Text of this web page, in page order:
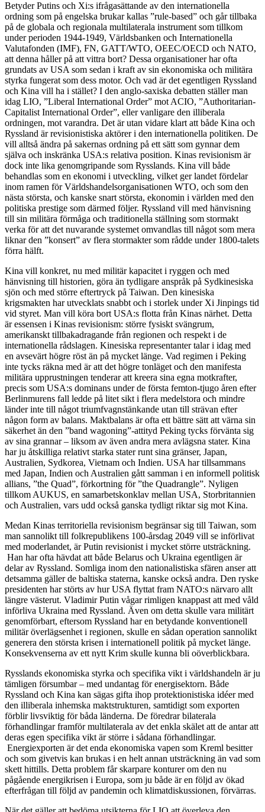
Betyder Putins och Xi:s ifrågasättande av den internationella
ordning som på engelska brukar kallas ”rule-based” och går tillbaka
på de globala och regionala multilaterala instrument som tillkom
under perioden 1944-1949, Världsbanken och Internationella
Valutafonden (IMF), FN, GATT/WTO, OEEC/OECD och NATO,
att denna håller på att vittra bort? Dessa organisationer har ofta
grundats av USA som sedan i kraft av sin ekonomiska och militära
styrka fungerat som dess motor. Och vad är det egentligen Ryssland
och Kina vill ha i stället? I den anglo-saxiska debatten ställer man
idag LIO, ”Liberal International Order” mot ACIO, ”Authoritarian-
Capitalist International Order”, eller vanligare den illiberala
ordningen, mot varandra. Det är utan vidare klart att både Kina och
Ryssland är revisionistiska aktörer i den internationella politiken. De
vill alltså ändra på sakernas ordning på ett sätt som gynnar dem
själva och inskränka USA:s relativa position. Kinas revisionism är
dock inte lika genomgripande som Rysslands. Kina vill både
behandlas som en ekonomi i utveckling, vilket ger landet fördelar
inom ramen för Världshandelsorganisationen WTO, och som den
nästa största, och kanske snart största, ekonomin i världen med den
politiska prestige som därmed följer. Ryssland vill med hänvisning
till sin militära förmåga och traditionella ställning som stormakt
verka för att det nuvarande systemet omvandlas till något som mera
liknar den ”konsert” av flera stormakter som rådde under 1800-talets
förra hälft.
Kina vill konkret, nu med militär kapacitet i ryggen och med
hänvisning till historien, göra än tydligare anspråk på Sydkinesiska
sjön och med större eftertryck på Taiwan. Den kinesiska
krigsmakten har utvecklats snabbt och i storlek under Xi Jinpings tid
vid styret. Man vill köra bort USA:s flotta från Kinas närhet. Detta
är essensen i Kinas revisionism: större fysiskt svängrum,
amerikanskt tillbakadragande från regionen och respekt i de
internationella rådslagen. Kinesiska representanter talar i idag med
en avsevärt högre röst än på mycket länge. Vad regimen i Peking
inte tycks räkna med är att det högre tonläget och den manifesta
militära upprustningen tenderar att kreera sina egna motkrafter,
precis som USA:s dominans under de första femton-tjugo åren efter
Berlinmurens fall ledde på litet sikt i flera medelstora och mindre
länder inte till något triumfvagnstänkande utan till strävan efter
någon form av balans. Maktbalans är ofta ett bättre sätt att värna sin
säkerhet än den ”band wagoning”-attityd Peking tycks förvänta sig
av sina grannar – liksom av även andra mera avlägsna stater. Kina
har ju åtskilliga relativt starka stater runt sina gränser, Japan,
Australien, Sydkorea, Vietnam och Indien. USA har tillsammans
med Japan, Indien och Australien gått samman i en informell politisk
allians, ”the Quad”, förkortning för ”the Quadrangle”. Nyligen
tillkom AUKUS, en samarbetskonklav mellan USA, Storbritannien
och Australien, vars udd också ganska tydligt riktar sig mot Kina.
Medan Kinas territoriella revisionism begränsar sig till Taiwan, som
man sannolikt till folkrepublikens 100-årsdag 2049 vill se införlivat
med moderlandet, är Putin revisionist i mycket större utsträckning.
Han har ofta hävdat att både Belarus och Ukraina egentligen är
delar av Ryssland. Somliga inom den nationalistiska sfären anser att
detsamma gäller de baltiska staterna, kanske också andra. Den ryske
presidenten har störts av hur USA flyttat fram NATO:s närvaro allt
längre västerut. Vladimir Putin vågar rimligen knappast att med våld
införliva Ukraina med Ryssland. Även om detta skulle vara militärt
genomförbart, eftersom Ryssland har en betydande konventionell
militär överlägsenhet i regionen, skulle en sådan operation sannolikt
generera den största krisen i internationell politik på mycket länge.
Konsekvenserna av ett nytt Krim skulle kunna bli oöverblickbara.
Rysslands ekonomiska styrka och specifika vikt i världshandeln är ju
tämligen försumbar – med undantag för energisektorn. Både
Ryssland och Kina kan sägas gifta ihop protektionistiska idéer med
den illiberala inhemska maktstrukturen, samtidigt som exporten
förblir livsviktig för båda länderna. De föredrar bilaterala
förhandlingar framför multilaterala av det enkla skälet att de antar att
deras egen specifika vikt är större i sådana förhandlingar.
Energiexporten är det enda ekonomiska vapen som Kreml besitter
och som givetvis kan brukas i en helt annan utsträckning än vad som
skett hittills. Detta problem får skarpare konturer om den nu
pågående energikrisen i Europa, som ju både är en följd av ökad
efterfrågan till följd av pandemin och klimatdiskussionen, förvärras.